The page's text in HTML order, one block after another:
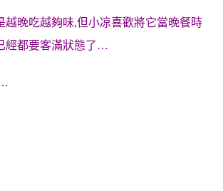
越晚吃越夠味,但小凉喜歡將它當晚餐時
經都要客滿狀態了…